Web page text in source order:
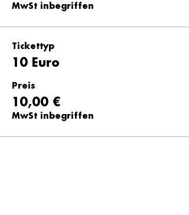
MwSt inbegriffen
Tickettyp
10 Euro
Preis
10,00 €
MwSt inbegriffen